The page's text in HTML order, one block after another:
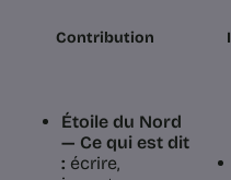
Contribution
Étoile du Nord
— Ce qui est dit
: écrire,